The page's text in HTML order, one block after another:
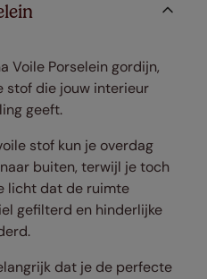
Voile Porselein gordijn,
stof die jouw interieur
geeft.
stof kun je overdag
buiten, terwijl je toch
licht dat de ruimte
gefilterd en hinderlijke
dat je de perfecte